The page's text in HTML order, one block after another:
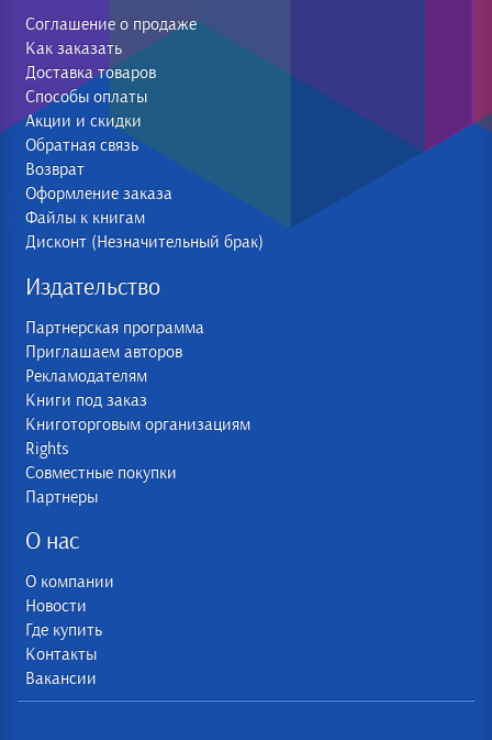
Соглашение о продаже
Как заказать
Доставка товаров
Способы оплаты
Акции и скидки
Обратная связь
Возврат
Оформление заказа
Файлы к книгам
Дисконт (Незначительный брак)
Издательство
Партнерская программа
Приглашаем авторов
Рекламодателям
Книги под заказ
Книготорговым организациям
Rights
Совместные покупки
Партнеры
О нас
О компании
Новости
Где купить
Контакты
Вакансии